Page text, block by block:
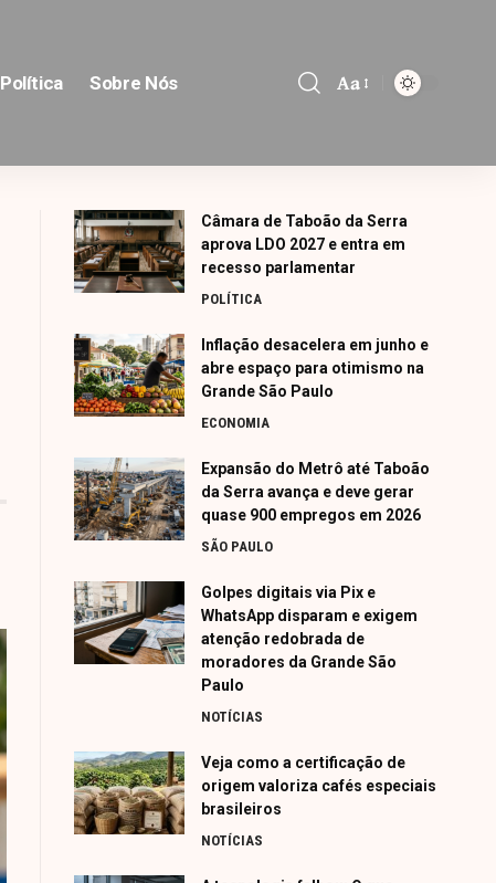
Política Sobre Nós
Font
Aa
Câmara de Taboão da Serra
aprova LDO 2027 e entra em
recesso parlamentar
POLÍTICA
Inflação desacelera em junho e
abre espaço para otimismo na
Grande São Paulo
ECONOMIA
Expansão do Metrô até Taboão
da Serra avança e deve gerar
quase 900 empregos em 2026
SÃO PAULO
Golpes digitais via Pix e
WhatsApp disparam e exigem
atenção redobrada de
moradores da Grande São
Paulo
NOTÍCIAS
Veja como a certificação de
origem valoriza cafés especiais
brasileiros
NOTÍCIAS